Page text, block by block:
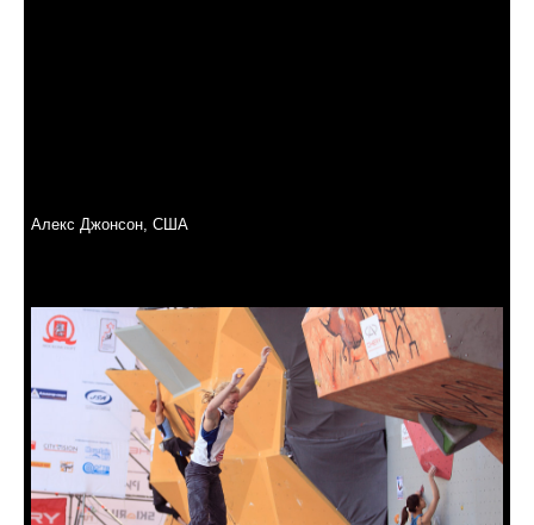
Алекс Джонсон, США